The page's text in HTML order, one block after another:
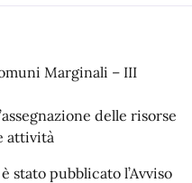
Marginali – III
delle risorse
attività
stato pubblicato l’Avviso